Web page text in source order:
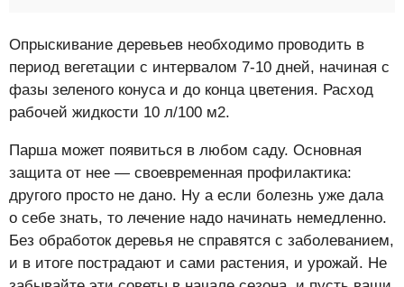
Опрыскивание деревьев необходимо проводить в
период вегетации с интервалом 7-10 дней, начиная с
фазы зеленого конуса и до конца цветения. Расход
рабочей жидкости 10 л/100 м2.
Парша может появиться в любом саду. Основная
защита от нее — своевременная профилактика:
другого просто не дано. Ну а если болезнь уже дала
о себе знать, то лечение надо начинать немедленно.
Без обработок деревья не справятся с заболеванием,
и в итоге пострадают и сами растения, и урожай. Не